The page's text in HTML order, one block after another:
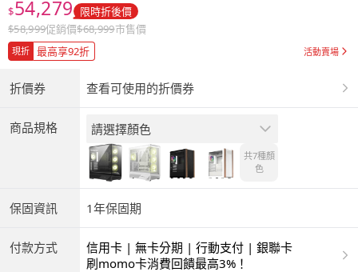
$54,279 限時折後價
$58,999促銷價$68,999市售價
現折 最高享92折 活動賣場
折價券 查看可使用的折價券
商品規格 請選擇顏色
共7種顏
色
保固資訊 1年保固期
付款方式
信用卡 | 無卡分期 | 行動支付 | 銀聯卡
刷momo卡消費回饋最高3%！